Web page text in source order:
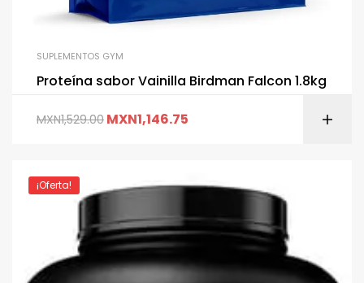
SUPLEMENTOS GYM
Proteína sabor Vainilla Birdman Falcon 1.8kg
MXN1,529.00 MXN1,146.75
¡Oferta!